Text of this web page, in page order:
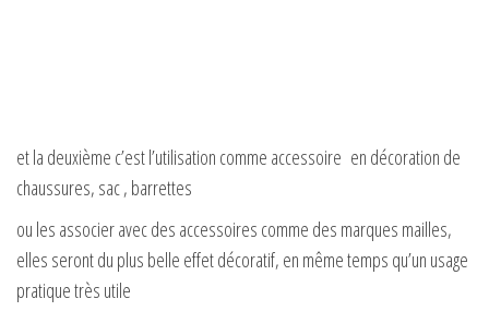
et la deuxième c’est l’utilisation comme accessoire en décoration de
chaussures, sac , barrettes
ou les associer avec des accessoires comme des marques mailles,
elles seront du plus belle effet décoratif, en même temps qu’un usage
pratique très utile